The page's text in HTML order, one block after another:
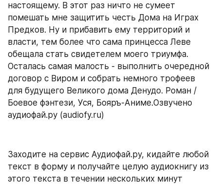
настоящему. В этот раз ничто не сумеет
помешать мне защитить честь Дома на Играх
Предков. Ну и прибавить ему территорий и
власти, тем более что сама принцесса Леве
обещала стать свидетелем моего триумфа.
Осталась самая малость - выполнить очередной
договор с Виром и собрать немного трофеев
для будущего Великого дома Денудо. Роман /
Боевое фэнтези, Уся, Бояръ-Аниме.Озвучено
аудиофай.ру (audiofy.ru)
Заходите на сервис Аудиофай.ру, кидайте любой
текст в форму и получайте целую аудиокнигу из
этого текста в течении нескольких минут